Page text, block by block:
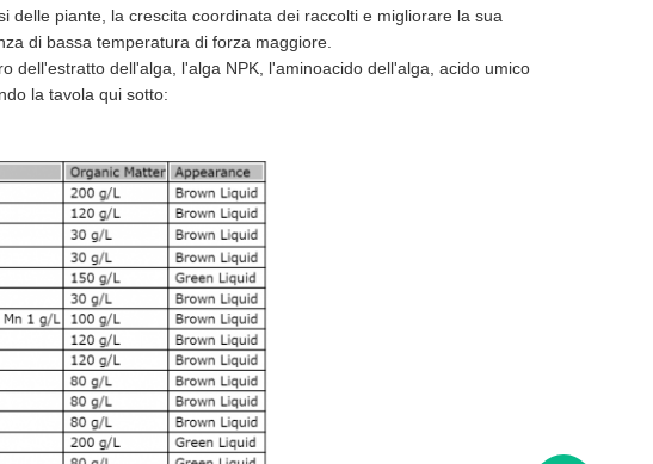
piante, la crescita coordinata dei raccolti e migliorare la sua
di bassa temperatura di forza maggiore.
dell'estratto dell'alga, l'alga NPK, l'aminoacido dell'alga, acido umico
la tavola qui sotto: